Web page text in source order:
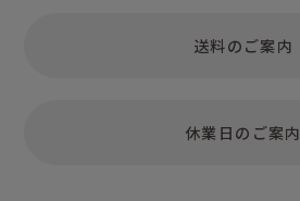
送料のご案内
休業日のご案内